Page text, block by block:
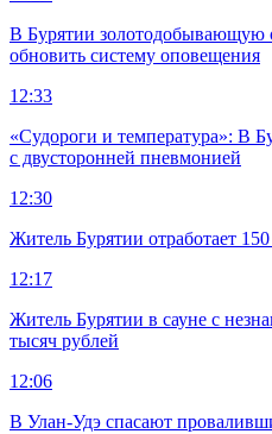
В Бурятии золотодобывающую
обновить систему оповещения
12:33
«Судороги и температура»: В
с двусторонней пневмонией
12:30
Житель Бурятии отработает
12:17
Житель Бурятии в сауне с
тысяч рублей
12:06
В Улан-Удэ спасают